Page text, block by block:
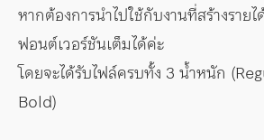
หากต้องการนำไปใช้กับงานที่สร้างราย
ฟอนต์เวอร์ชันเต็มได้ค่ะ
โดยจะได้รับไฟล์ครบทั้ง 3 น้ำหนัก
Bold)